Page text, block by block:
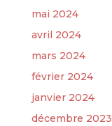
mai 2024
avril 2024
mars 2024
février 2024
janvier 2024
décembre 2023